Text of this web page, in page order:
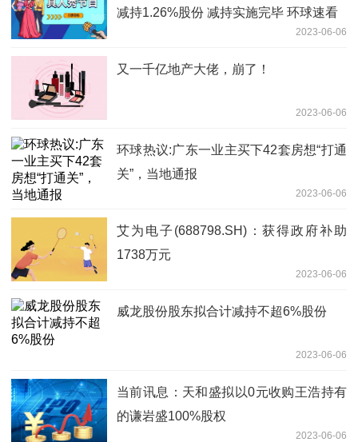
减持1.26%股份 减持实施完毕 环球速看
2023-06-06
又一千亿地产大佬，崩了！
2023-06-06
环球热议:广东一业主买下42套房想“打通
关”，当地通报
2023-06-06
艾为电子(688798.SH)：获得政府补助
1738万元
2023-06-06
威龙股份股东拟合计减持不超6%股份
2023-06-06
当前讯息：天和盛拟以0元收购王浩持有
的谦岩盛100%股权
2023-06-06